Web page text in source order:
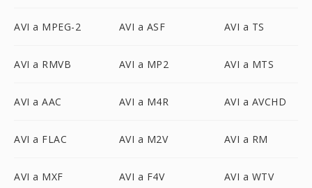
AVI a MPEG-2 AVI a ASF AVI a TS
AVI a RMVB AVI a MP2 AVI a MTS
AVI a AAC AVI a M4R AVI a AVCHD
AVI a FLAC AVI a M2V AVI a RM
AVI a MXF AVI a F4V AVI a WTV